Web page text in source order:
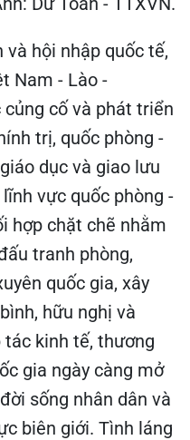
và hội nhập quốc tế,
Nam - Lào -
cố và phát triển
trị, quốc phòng -
dục và giao lưu
vực quốc phòng -
hợp chặt chẽ nhằm
tranh phòng,
quốc gia, xây
hữu nghị và
kinh tế, thương
gia ngày càng mở
sống nhân dân và
biên giới. Tình láng